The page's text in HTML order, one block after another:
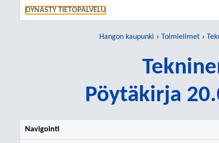
DYNASTY TIETOPALVELU
Hangon kaupunki Toimielimet
Pöytäkirja
Navigointi